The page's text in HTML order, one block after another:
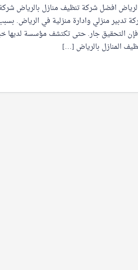
افضل شركة تنظيف منازل بالرياض
تدبير منزلي وادارة منزلية في الرياض.
التحقيق جار. حتى تكتشف مؤسسة لديها
المنازل بالرياض […]